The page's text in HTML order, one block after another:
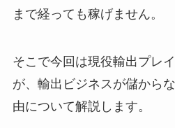
まで経っても稼げません。
そこで今回は現役輸出プレ
が、輸出ビジネスが儲から
由について解説します。